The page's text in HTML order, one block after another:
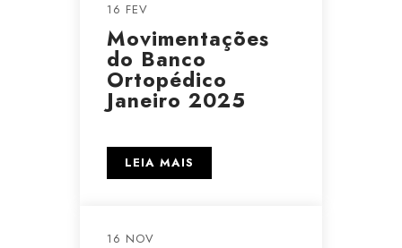
16 FEV
Movimentações
do Banco
Ortopédico
Janeiro 2025
LEIA MAIS
16 NOV